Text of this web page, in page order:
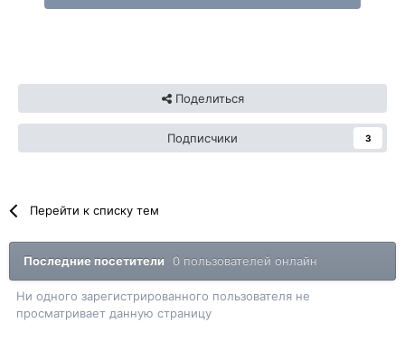
Поделиться
Подписчики 3
Перейти к списку тем
Последние посетители 0 пользователей онлайн
Ни одного зарегистрированного пользователя не
просматривает данную страницу